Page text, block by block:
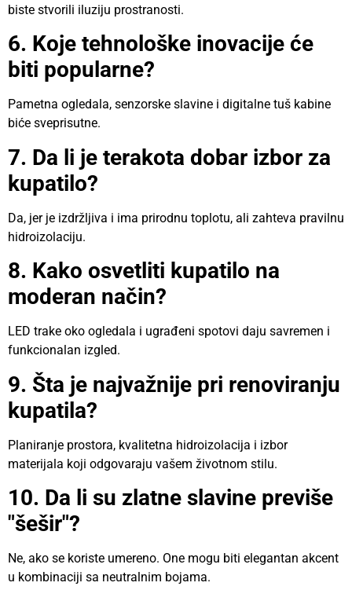
biste stvorili iluziju prostranosti.
6. Koje tehnološke inovacije će
biti popularne?
Pametna ogledala, senzorske slavine i digitalne tuš kabine
biće sveprisutne.
7. Da li je terakota dobar izbor za
kupatilo?
Da, jer je izdržljiva i ima prirodnu toplotu, ali zahteva pravilnu
hidroizolaciju.
8. Kako osvetliti kupatilo na
moderan način?
LED trake oko ogledala i ugrađeni spotovi daju savremen i
funkcionalan izgled.
9. Šta je najvažnije pri renoviranju
kupatila?
Planiranje prostora, kvalitetna hidroizolacija i izbor
materijala koji odgovaraju vašem životnom stilu.
10. Da li su zlatne slavine previše
"šešir"?
Ne, ako se koriste umereno. One mogu biti elegantan akcent
u kombinaciji sa neutralnim bojama.